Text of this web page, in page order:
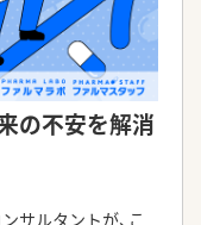
の不安を解消
サルタントが、こ